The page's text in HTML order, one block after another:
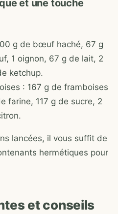
et une touche
g de bœuf haché, 67 g
1 oignon, 67 g de lait, 2
ketchup.
: 167 g de framboises
farine, 117 g de sucre, 2
lancées, il vous suffit de
hermétiques pour
et conseils